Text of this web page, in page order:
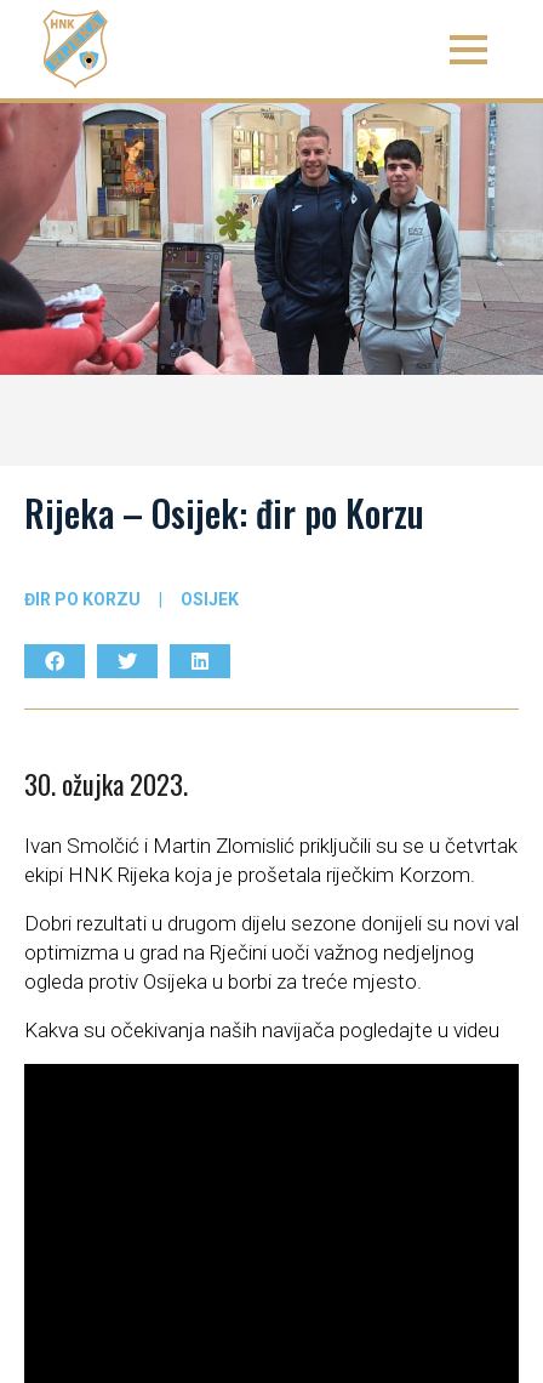
Rijeka – Osijek: đir po Korzu
ĐIR PO KORZU | OSIJEK
30. ožujka 2023.
Ivan Smolčić i Martin Zlomislić priključili su se u četvrtak
ekipi HNK Rijeka koja je prošetala riječkim Korzom.
Dobri rezultati u drugom dijelu sezone donijeli su novi val
optimizma u grad na Rječini uoči važnog nedjeljnog
ogleda protiv Osijeka u borbi za treće mjesto.
Kakva su očekivanja naših navijača pogledajte u videu